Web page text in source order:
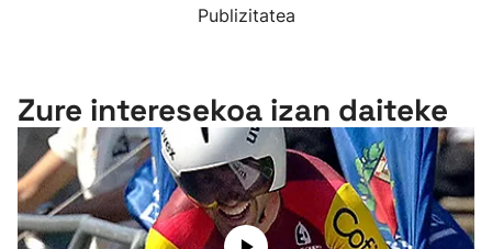
Publizitatea
Zure interesekoa izan daiteke